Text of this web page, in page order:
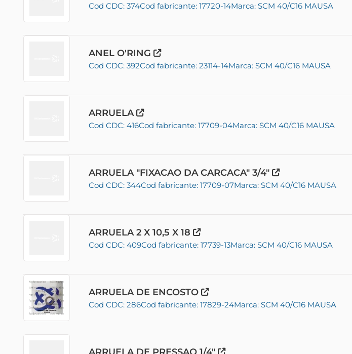
Cod CDC: 374Cod fabricante: 17720-14Marca: SCM 40/C16 MAUSA
ANEL O'RING
Cod CDC: 392Cod fabricante: 23114-14Marca: SCM 40/C16 MAUSA
ARRUELA
Cod CDC: 416Cod fabricante: 17709-04Marca: SCM 40/C16 MAUSA
ARRUELA "FIXACAO DA CARCACA" 3/4"
Cod CDC: 344Cod fabricante: 17709-07Marca: SCM 40/C16 MAUSA
ARRUELA 2 X 10,5 X 18
Cod CDC: 409Cod fabricante: 17739-13Marca: SCM 40/C16 MAUSA
ARRUELA DE ENCOSTO
Cod CDC: 286Cod fabricante: 17829-24Marca: SCM 40/C16 MAUSA
ARRUELA DE PRESSAO 1/4"